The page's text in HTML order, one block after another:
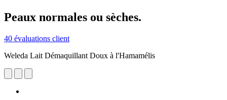
Peaux normales ou sèches.
40 évaluations client
Weleda Lait Démaquillant Doux à l'Hamamélis